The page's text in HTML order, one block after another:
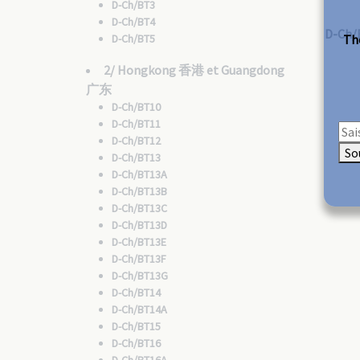
D-Ch/BT3
D-Ch/BT4
D-Ch/BT5
2/ Hongkong 香港 et Guangdong
广东
D-Ch/BT10
D-Ch/BT11
D-Ch/BT12
D-Ch/BT13
D-Ch/BT13A
D-Ch/BT13B
D-Ch/BT13C
D-Ch/BT13D
D-Ch/BT13E
D-Ch/BT13F
D-Ch/BT13G
D-Ch/BT14
D-Ch/BT14A
D-Ch/BT15
D-Ch/BT16
D-